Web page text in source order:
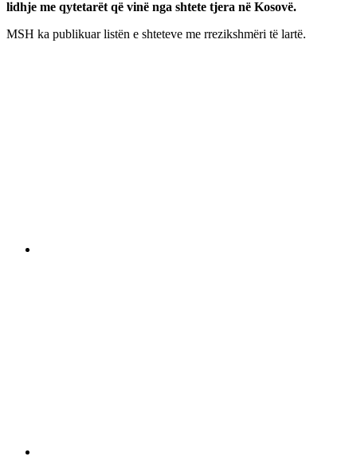
lidhje me qytetarët që vinë nga shtete tjera në Kosovë.
MSH ka publikuar listën e shteteve me rrezikshmëri të lartë.